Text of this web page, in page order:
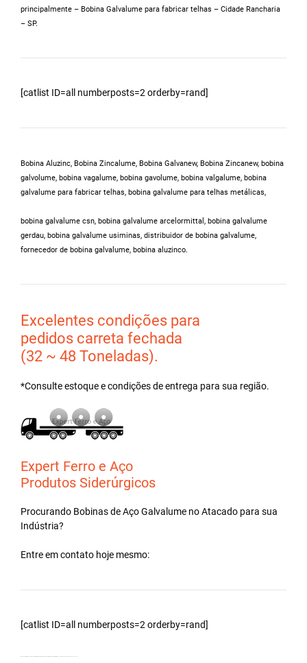
principalmente – Bobina Galvalume para fabricar telhas – Cidade Rancharia
– SP.
[catlist ID=all numberposts=2 orderby=rand]
Bobina Aluzinc, Bobina Zincalume, Bobina Galvanew, Bobina Zincanew, bobina
galvolume, bobina vagalume, bobina gavolume, bobina valgalume, bobina
galvalume para fabricar telhas, bobina galvalume para telhas metálicas,
bobina galvalume csn, bobina galvalume arcelormittal, bobina galvalume
gerdau, bobina galvalume usiminas, distribuidor de bobina galvalume,
fornecedor de bobina galvalume, bobina aluzinco.
Excelentes condições para
pedidos carreta fechada
(32 ~ 48 Toneladas).
*Consulte estoque e condições de entrega para sua região.
Expert Ferro e Aço
Produtos Siderúrgicos
Procurando Bobinas deAço Galvalume noAtacado para sua
Indústria?
Entre em contato hoje mesmo:
[catlist ID=all numberposts=2 orderby=rand]